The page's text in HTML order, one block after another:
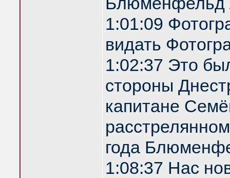
1:01:09
видать
1:02:37 Это
стороны
капитане
года
1:08:37 Нас